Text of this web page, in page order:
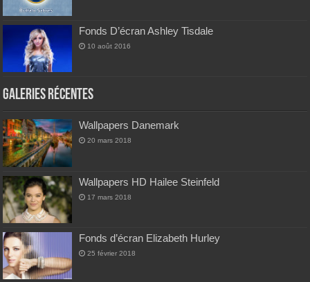
Fonds D’écran Ashley Tisdale
10 août 2016
Galeries Récentes
Wallpapers Danemark
20 mars 2018
Wallpapers HD Hailee Steinfeld
17 mars 2018
Fonds d’écran Elizabeth Hurley
25 février 2018